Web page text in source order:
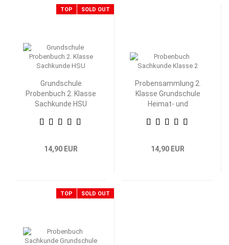
TOP SOLD OUT
Grundschule
Probenbuch 2. Klasse
Sachkunde HSU
14,90 EUR
Probensammlung 2.
Klasse Grundschule
Heimat- und
14,90 EUR
TOP SOLD OUT